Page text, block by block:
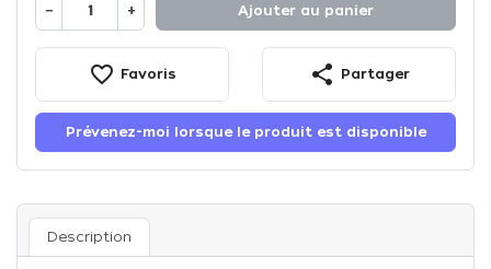
− + Ajouter au panier
favorite_border Favoris share Partager
Prévenez-moi lorsque le produit est disponible
Description